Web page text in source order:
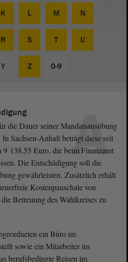
K L M N
R S T U
Y Z 0-9
A
die Dauer seiner Mandatsausübung
Sachsen-Anhalt beträgt diese seit
138,55 Euro, die beim Finanzamt
Die Entschädigung soll die
gewährleisten. Zusätzlich erhält
Kostenpauschale von
Betreuung des Wahlkreises zu
ein Büro im
sowie ein Mitarbeiter im
berufsbedingte Reisen im